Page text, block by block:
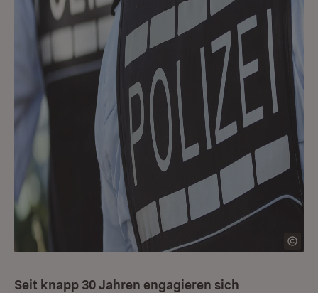
Seit knapp 30 Jahren engagieren sich